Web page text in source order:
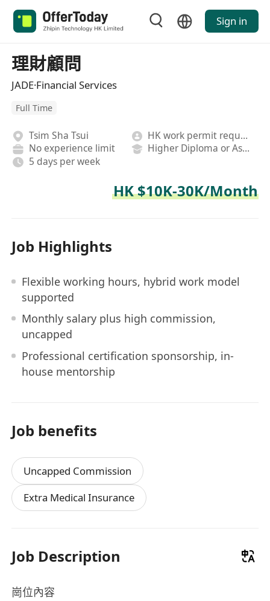
Sign in
理財顧問
JADE·Financial Services
Full Time
Tsim Sha Tsui
HK work permit required
No experience limit
Higher Diploma or Associate Degree
5 days per week
HK $10K-30K/Month
Job Highlights
Flexible working hours, hybrid work model
supported
Monthly salary plus high commission,
uncapped
Professional certification sponsorship, in-
house mentorship
Job benefits
Uncapped Commission
Extra Medical Insurance
Job Description
崗位內容